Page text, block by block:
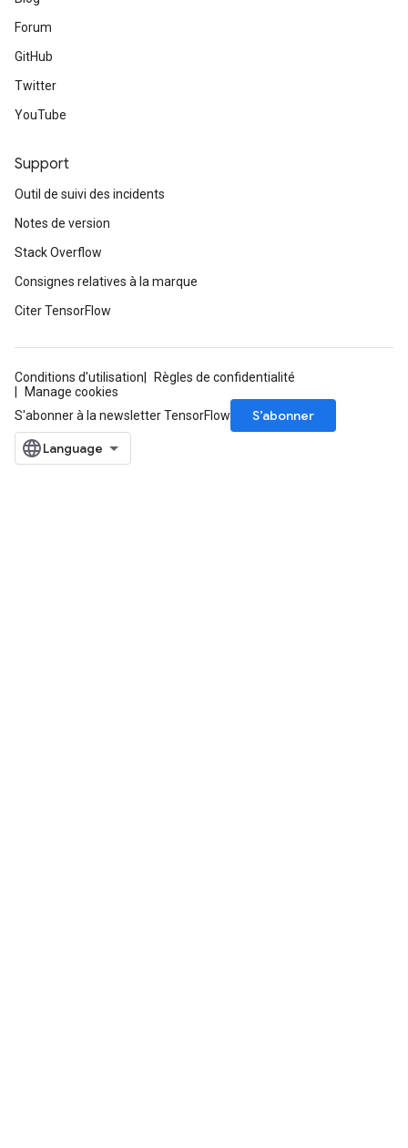
Forum
GitHub
Twitter
YouTube
Support
Outil de suivi des incidents
Notes de version
Stack Overflow
Consignes relatives à la marque
Citer TensorFlow
Conditions d'utilisation
Règles de confidentialité
Manage cookies
S'abonner à la newsletter TensorFlow
S’abonner